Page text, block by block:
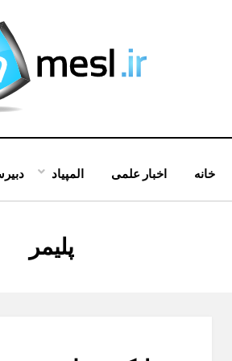
خانه اخبار علمی المپیاد
برچسب
:
پلیمر